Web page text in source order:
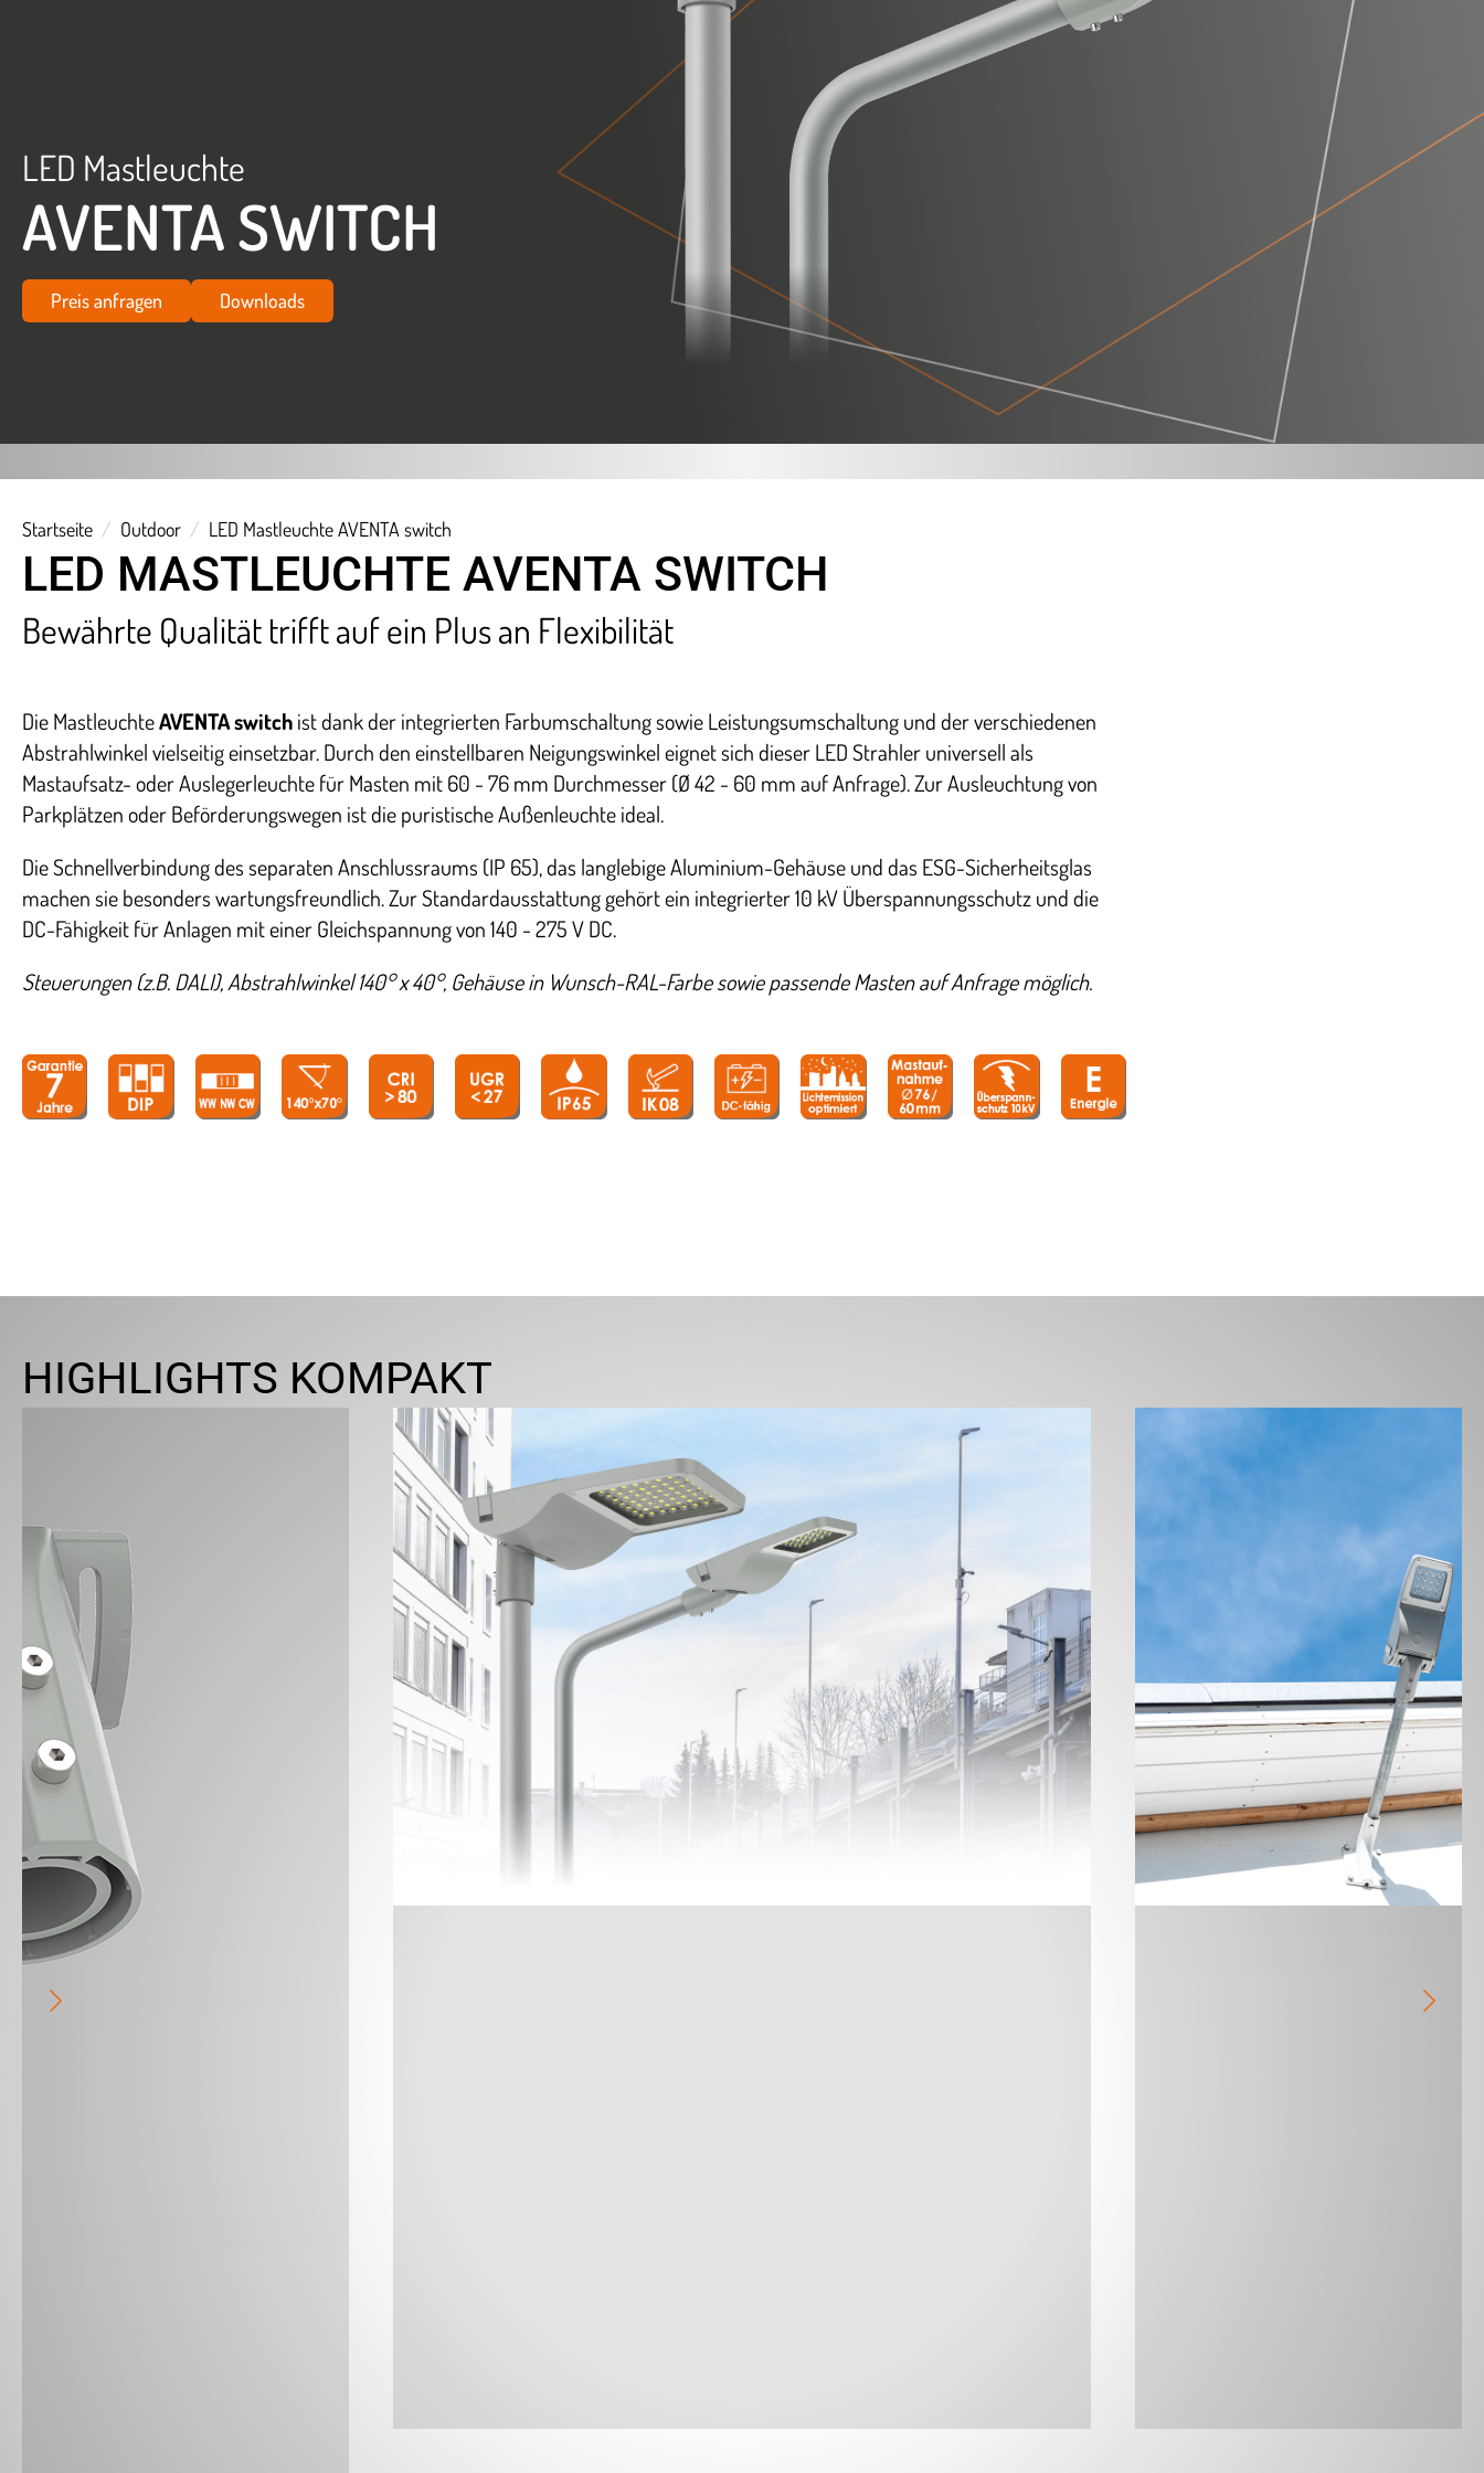
LED Mastleuchte
AVENTA SWITCH
Preis anfragen Downloads
Startseite Outdoor LED Mastleuchte AVENTA switch
LED MASTLEUCHTE AVENTA SWITCH
Bewährte Qualität trifft auf ein Plus an Flexibilität
Die MastleuchteAVENTA switchist dank der integrierten Farbumschaltung sowie Leistungsumschaltung und der verschiedenen
Abstrahlwinkel vielseitig einsetzbar. Durch den einstellbaren Neigungswinkel eignet sich dieser LED Strahler universell als
Mastaufsatz- oder Auslegerleuchte für Masten mit 60 - 76 mm Durchmesser (Ø42 - 60 mm auf Anfrage). Zur Ausleuchtung von
Parkplätzenoder Beförderungswegen ist die puristische Außenleuchte ideal.
Die Schnellverbindung des separaten Anschlussraums (IP 65), das langlebige Aluminium-Gehäuse und das ESG-Sicherheitsglas
machen sie besonders wartungsfreundlich. Zur Standardausstattung gehört ein integrierter 10 kV Überspannungsschutz und die
DC-Fähigkeit für Anlagen mit einer Gleichspannung von 140 - 275 V DC.
Steuerungen (z.B. DALI), Abstrahlwinkel 140° x 40°, Gehäuse in Wunsch-RAL-Farbe sowie passende Masten auf Anfrage möglich.
HIGHLIGHTS KOMPAKT